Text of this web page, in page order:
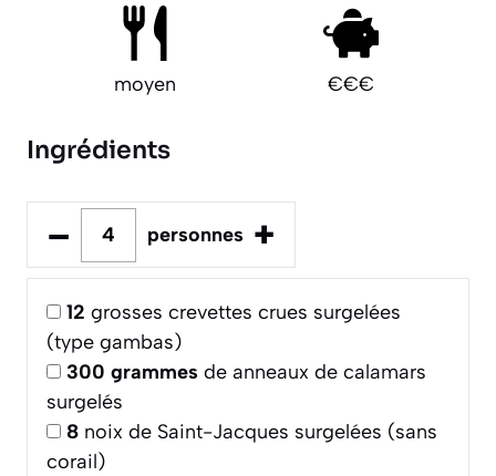
moyen €€€
Ingrédients
– personnes +
12 grosses crevettes crues surgelées
(type gambas)
300 grammes de anneaux de calamars
surgelés
8 noix de Saint-Jacques surgelées (sans
corail)